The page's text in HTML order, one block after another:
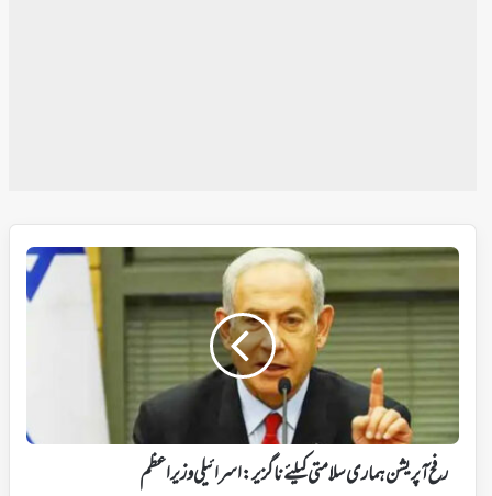
رفح
آپریشن
ہماری
سلامتی
کیلئے
ناگزیر:
اسرائیلی
وزیر
اعظم
رفح آپریشن ہماری سلامتی کیلئے ناگزیر: اسرائیلی وزیر اعظم